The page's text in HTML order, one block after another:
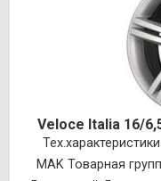
Veloce Italia 16/
MAK Товарная